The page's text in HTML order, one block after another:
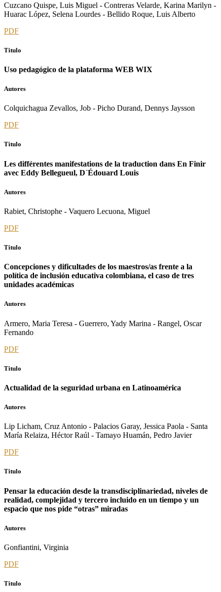
Cuzcano Quispe, Luis Miguel - Contreras Velarde, Karina Marilyn -
Huarac López, Selena Lourdes - Bellido Roque, Luis Alberto
PDF
Titulo
Uso pedagógico de la plataforma WEB WIX
Autores
Colquichagua Zevallos, Job - Picho Durand, Dennys Jaysson
PDF
Titulo
Les différentes manifestations de la traduction dans En Finir
avec Eddy Bellegueul, D´Édouard Louis
Autores
Rabiet, Christophe - Vaquero Lecuona, Miguel
PDF
Titulo
Concepciones y dificultades de los maestros/as frente a la
política de inclusión educativa colombiana, el caso de tres
unidades académicas
Autores
Armero, Maria Teresa - Guerrero, Yady Marina - Rangel, Oscar
Fernando
PDF
Titulo
Actualidad de la seguridad urbana en Latinoamérica
Autores
Lip Licham, Cruz Antonio - Palacios Garay, Jessica Paola - Santa
María Relaiza, Héctor Raúl - Tamayo Huamán, Pedro Javier
PDF
Titulo
Pensar la educación desde la transdisciplinariedad, niveles de
realidad, complejidad y tercero incluido en un tiempo y un
espacio que nos pide “otras” miradas
Autores
Gonfiantini, Virginia
PDF
Titulo